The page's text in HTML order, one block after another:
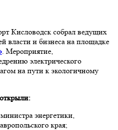
Кисловодск собрал ведущих
власти и бизнеса на площадке
. Мероприятие,
электрического
на пути к экологичному
энергетики,
края;